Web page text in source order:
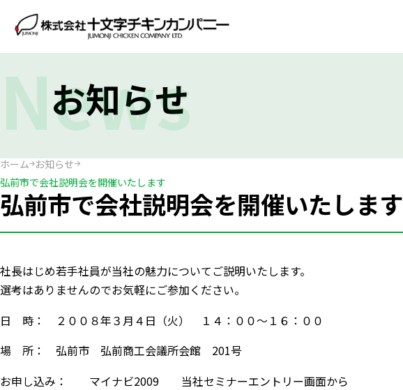
お知らせ
News
ホーム お知らせ
弘前市で会社説明会を開催いたします
弘前市で会社説明会を開催いたします
社長はじめ若手社員が当社の魅力についてご説明いたします。
選考はありませんのでお気軽にご参加ください。
日 時： ２００８年３月４日（火） １４：００～１６：００
場 所： 弘前市 弘前商工会議所会館 201号
お申し込み： マイナビ2009 当社セミナーエントリー画面から